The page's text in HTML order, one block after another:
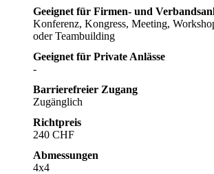
Geeignet für Firmen- und
Konferenz, Kongress, Meeting,
oder Teambuilding
Geeignet für Private Anlässe
-
Barrierefreier Zugang
Zugänglich
Richtpreis
240 CHF
Abmessungen
4x4